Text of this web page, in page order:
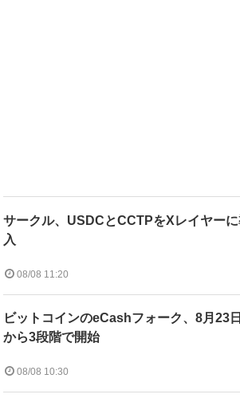
サークル、USDCとCCTPをXレイヤー
入
08/08 11:20
ビットコインのeCashフォーク、8月23日
から3段階で開始
08/08 10:30